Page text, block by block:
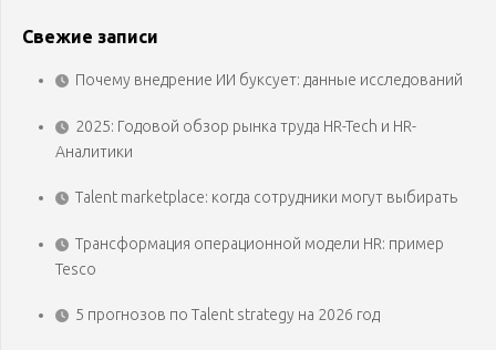
Свежие записи
Почему внедрение ИИ буксует: данные исследований
2025: Годовой обзор рынка труда HR-Tech и HR-
Аналитики
Talent marketplace: когда сотрудники могут выбирать
Трансформация операционной модели HR: пример
Tesco
5 прогнозов по Talent strategy на 2026 год